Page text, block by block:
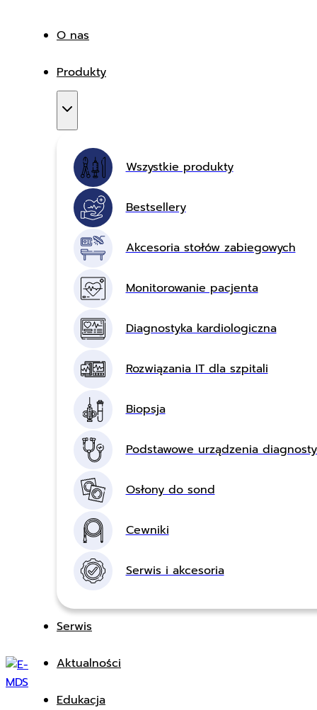
O nas
Produkty
Wszystkie produkty
Bestsellery
Akcesoria stołów zabiegowych
Monitorowanie pacjenta
Diagnostyka kardiologiczna
Rozwiązania IT dla szpitali
Biopsja
Podstawowe urządzenia
Osłony do sond
Cewniki
Serwis i akcesoria
Serwis
Aktualności
Edukacja